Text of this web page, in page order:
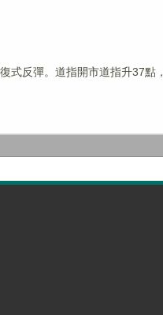
式反彈。道指開市道指升37點，